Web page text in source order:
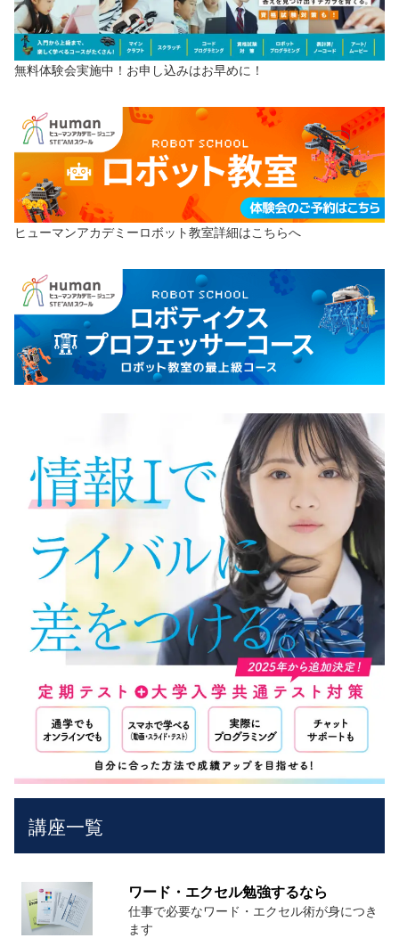
無料体験会実施中！お申し込みはお早めに！
ヒューマンアカデミーロボット教室詳細はこちらへ
講座一覧
ワード・エクセル勉強するなら
仕事で必要なワード・エクセル術が身につき
ます